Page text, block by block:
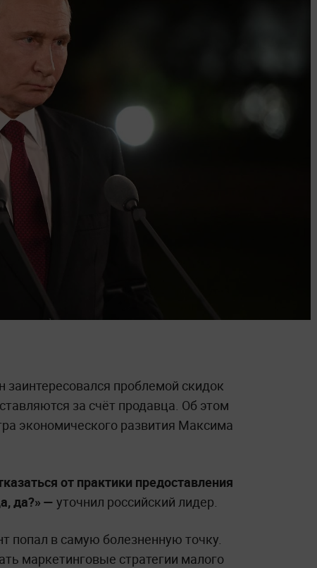
проблемой скидок
за счёт продавца. Об этом
экономического развития Максима
от практики предоставления
да?» — уточнил российский лидер.
попал в самую болезненную точку.
маркетинговые стратегии малого